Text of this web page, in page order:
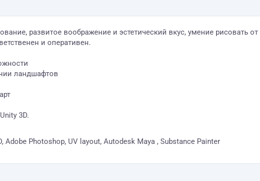
развитое воображение и эстетический вкус, умение рисовать
и оперативен.
ландшафтов
3D.
Adobe Photoshop, UV layout, Autodesk Maya , Substance Painter